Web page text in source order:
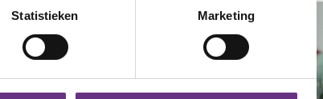
uw voorkeuren in het
detailgedeeltein. U kunt uw
van onze site met onze partners voor social
Statistieken Marketing